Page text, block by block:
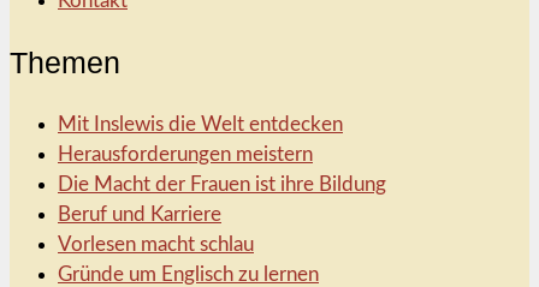
Themen
Mit Inslewis die Welt entdecken
Herausforderungen meistern
Die Macht der Frauen ist ihre Bildung
Beruf und Karriere
Vorlesen macht schlau
Gründe um Englisch zu lernen